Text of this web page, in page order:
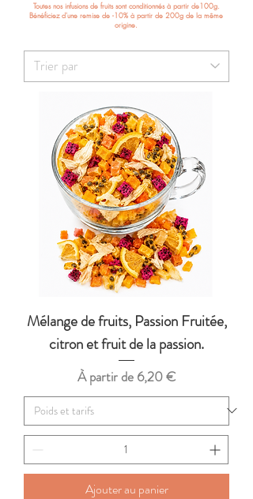
Toutes nos infusions de fruits sont conditionnés à partir de100g.
Bénéficiez d'une remise de -10% à partir de 200g de la même
origine.
Mélange de fruits, Passion Fruitée,
citron et fruit de la passion.
À partir de 6,20 €
Prix promotionnel
Ajouter au panier